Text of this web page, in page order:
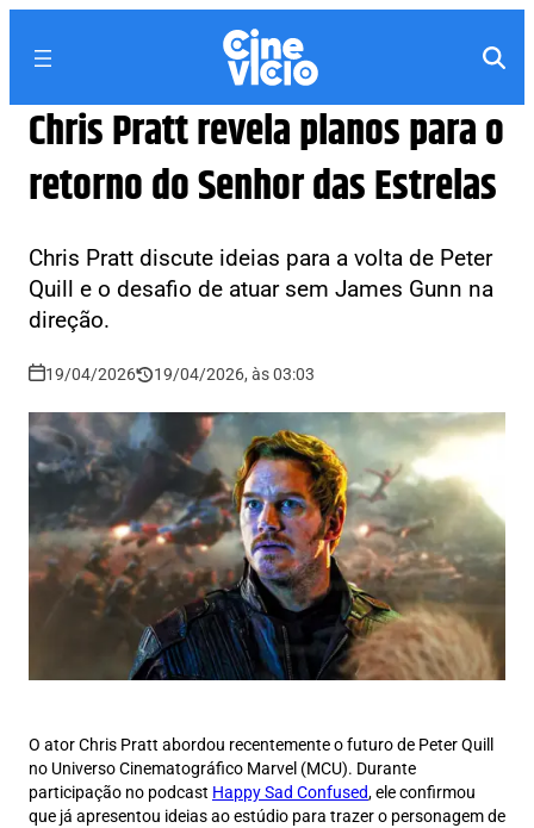
Chris Pratt revela planos para o
retorno do Senhor das Estrelas
Chris Pratt discute ideias para a volta de Peter
Quill e o desafio de atuar sem James Gunn na
direção.
19/04/2026 19/04/2026, às 03:03
O ator Chris Pratt abordou recentemente o futuro de Peter Quill
no Universo Cinematográfico Marvel (MCU). Durante
participação no podcast Happy Sad Confused, ele confirmou
que já apresentou ideias ao estúdio para trazer o personagem de